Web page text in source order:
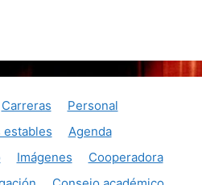
Carreras
Personal
estables
Agenda
Imágenes
Cooperadora